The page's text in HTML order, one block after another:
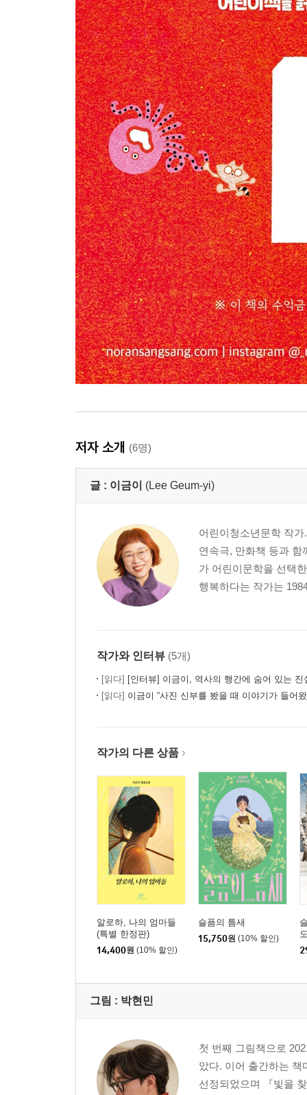
저자 소개 (6명)
글 : 이금이 (Lee Geum-yi)
어린이청소년문학 작
연속극, 만화책 등과 함
가 어린이문학을 선택
행복하다는 작가는
작가와 인터뷰 (5개)
[읽다] [인터뷰] 이금이, 역사의 행간에 숨어 있는 진
[읽다] 이금이 “사진 신부를 봤을 때 이야기가 들어
작가의 다른 상품
알로하, 나의 엄마들
(특별 한정판)
14,400원 (10% 할인)
슬픔의 틈새
15,750원 (10% 할인)
그림 : 박현민
첫 번째 그림책으로
았다. 이어 출간하는 책
선정되었으며 『빛을